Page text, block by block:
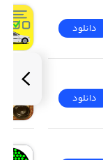
دانلود
دانلود